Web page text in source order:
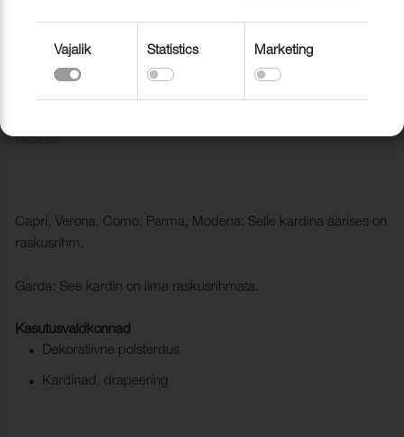
NÄIDIS Kardinakangas FR NR 2,
Capri, Verona, Como, Parma, Modena: Selle kardina äärises on
raskusrihm.
Garda: See kardin on ilma raskusrihmata.
Kasutusvaldkonnad
Dekoratiivne polsterdus
Kardinad, drapeering
Vajalik Statistics Marketing